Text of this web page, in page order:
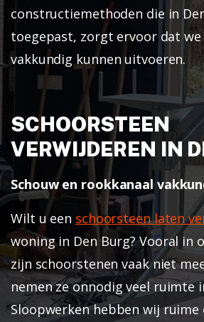
constructiemethoden die in
toegepast, zorgt ervoor dat
vakkundig kunnen uitvoeren.
SCHOORSTEEN
VERWIJDEREN IN
Schouw en rookkanaal
Wilt u een schoorsteen laten
woning in Den Burg? Vooral in
zijn schoorstenen vaak niet
nemen ze onnodig veel ruimte
Sloopwerken hebben wij